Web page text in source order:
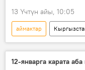
13 Үчтүн айы, 10:05
аймактар
айдоочулук күбөлүк
12-январга карата